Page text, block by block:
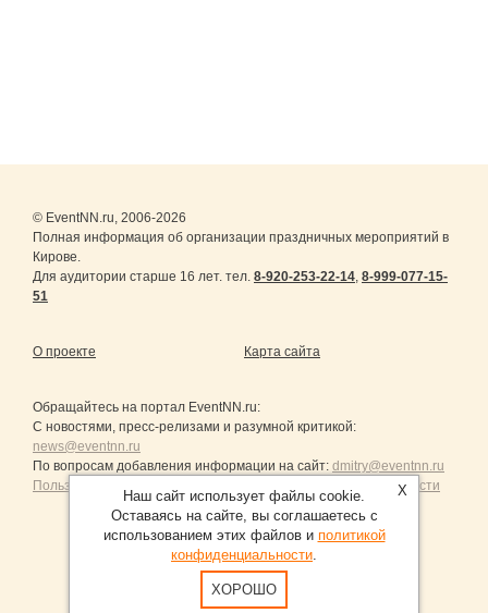
© EventNN.ru, 2006-2026
Полная информация об организации праздничных мероприятий в
Кирове.
Для аудитории старше 16 лет. тел. 8-920-253-22-14, 8-999-077-15-
51
О проекте Карта сайта
Обращайтесь на портал EventNN.ru:
С новостями, пресс-релизами и разумной критикой:
news@eventnn.ru
По вопросам добавления информации на сайт: dmitry@eventnn.ru
Пользовательское Соглашение и политика конфиденциальности
Продвижение сайтов Санкт-Петербург
X
Наш сайт использует файлы cookie.
Оставаясь на сайте, вы соглашаетесь с
использованием этих файлов и политикой
конфиденциальности.
ХОРОШО